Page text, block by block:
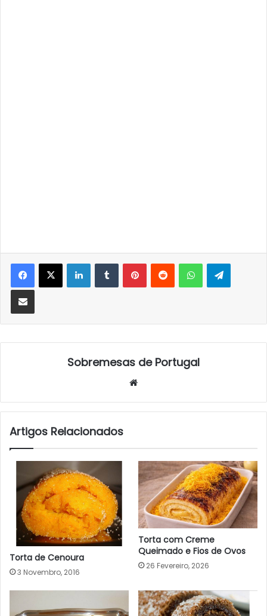
LinkedInTumblrPinterestReddit WhatsApp
Partilhar Via Email
Sobremesas de Portugal
Artigos Relacionados
Torta de Cenoura
3 Novembro, 2016
Torta com Creme
Queimado e Fios de Ovos
26 Fevereiro, 2026